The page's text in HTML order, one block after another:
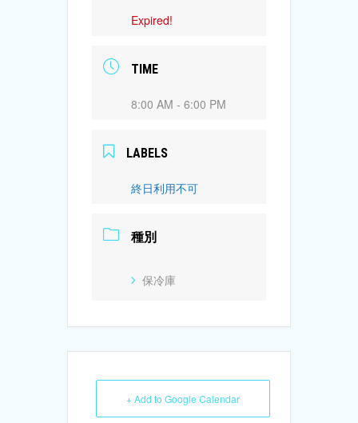
Expired!
TIME
8:00 AM - 6:00 PM
LABELS
終日利用不可
種別
保冷庫
+ Add to Google Calendar